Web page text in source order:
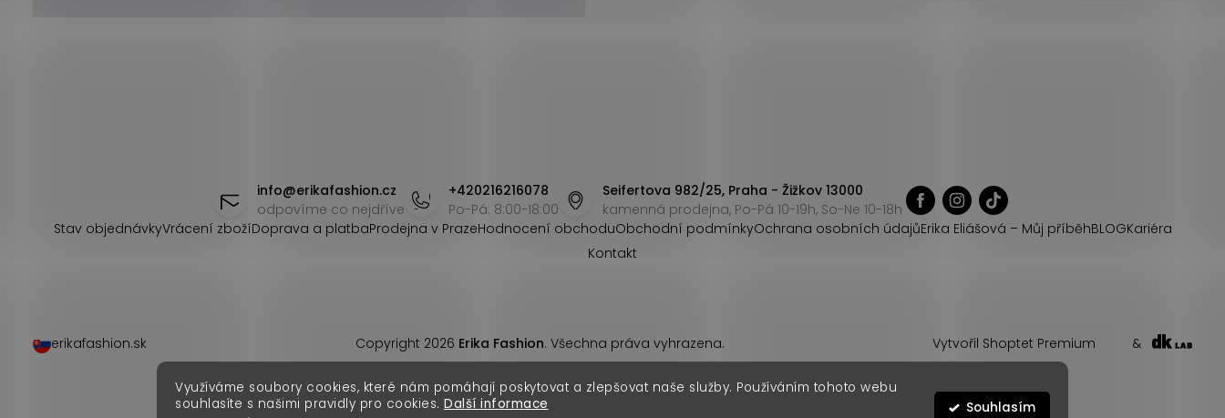
Využíváme soubory cookies, které nám pomáhají poskytovat a zlepšovat naše služby. Používáním tohoto webu
souhlasíte s našimi pravidly pro cookies. Další informace Souhlasím
info@erikafashion.cz
odpovíme co nejdříve
+420216216078
Po-Pá: 8:00-18:00
Seifertova 982/25, Praha - Žižkov 13000
kamenná prodejna, Po-Pá 10-19h, So-Ne 10-18h
Stav objednávkyVrácení zbožíDoprava a platbaProdejna v PrazeHodnocení obchoduObchodní podmínkyOchrana osobních údajůErika Eliášová – Můj příběhBLOGKariéra
Kontakt
Vytvořil Shoptet Premium &
Copyright 2026 Erika Fashion. Všechna práva vyhrazena.
erikafashion.sk